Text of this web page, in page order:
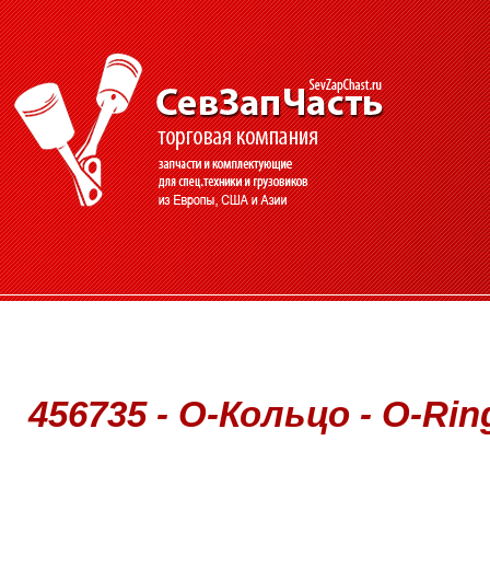
456735 - О-Кольцо - O-